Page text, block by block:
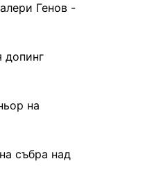
Генов -
допинг
на
събра над